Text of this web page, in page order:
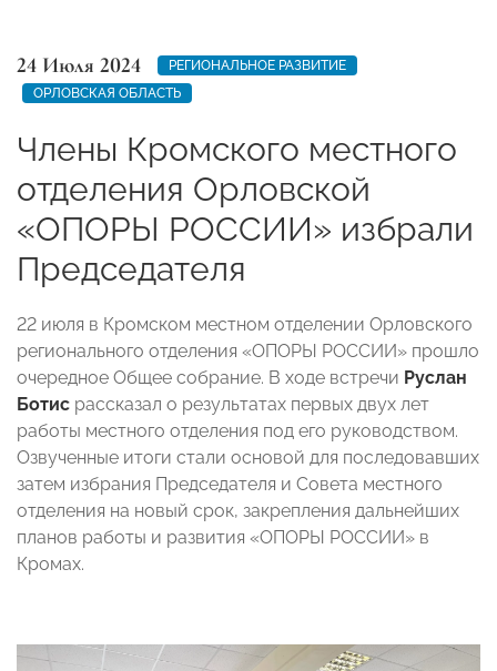
24 Июля 2024
РЕГИОНАЛЬНОЕ РАЗВИТИЕ
ОРЛОВСКАЯ ОБЛАСТЬ
Члены Кромского местного
отделения Орловской
«ОПОРЫ РОССИИ» избрали
Председателя
22 июля в Кромском местном отделении Орловского
регионального отделения «ОПОРЫ РОССИИ» прошло
очередное Общее собрание. В ходе встречи Руслан
Ботис рассказал о результатах первых двух лет
работы местного отделения под его руководством.
Озвученные итоги стали основой для последовавших
затем избрания Председателя и Совета местного
отделения на новый срок, закрепления дальнейших
планов работы и развития «ОПОРЫ РОССИИ» в
Кромах.